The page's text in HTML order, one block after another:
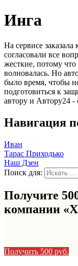
Инга
На сервисе
согласовали все
жесткие, потому
волновалась. Но
было время, чтобы
подготовиться к
автору и Автору24 -
Навигация
Иван
Тарас Приходько
Наш Дзен
Поиск для:
Получите
компании
Получить 500 руб.